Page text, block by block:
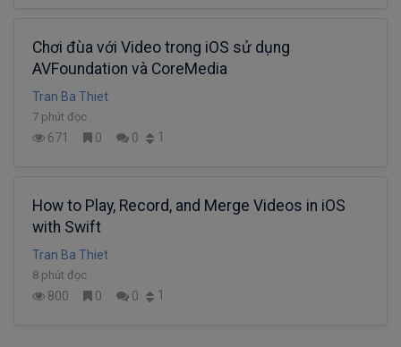
Chơi đùa với Video trong iOS sử dụng
AVFoundation và CoreMedia
Tran Ba Thiet
7 phút đọc
671 0 0 1
How to Play, Record, and Merge Videos in iOS
with Swift
Tran Ba Thiet
8 phút đọc
800 0 0 1